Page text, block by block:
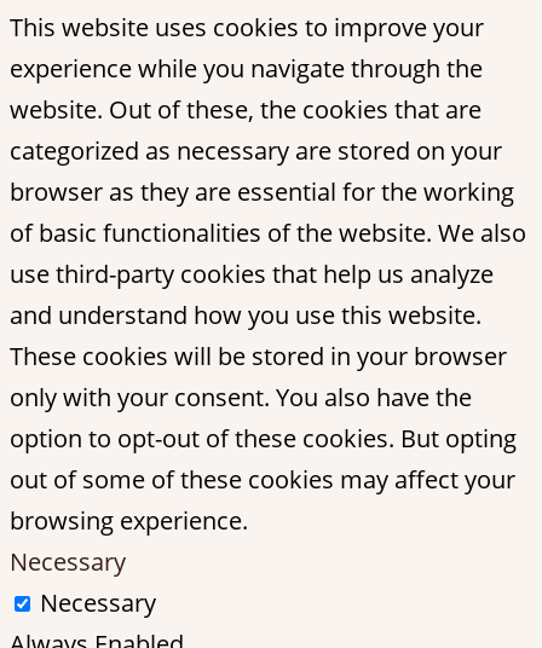
This website uses cookies to improve your
experience while you navigate through the
website. Out of these, the cookies that are
categorized as necessary are stored on your
browser as they are essential for the working
of basic functionalities of the website. We also
use third-party cookies that help us analyze
and understand how you use this website.
These cookies will be stored in your browser
only with your consent. You also have the
option to opt-out of these cookies. But opting
out of some of these cookies may affect your
browsing experience.
Necessary
Necessary